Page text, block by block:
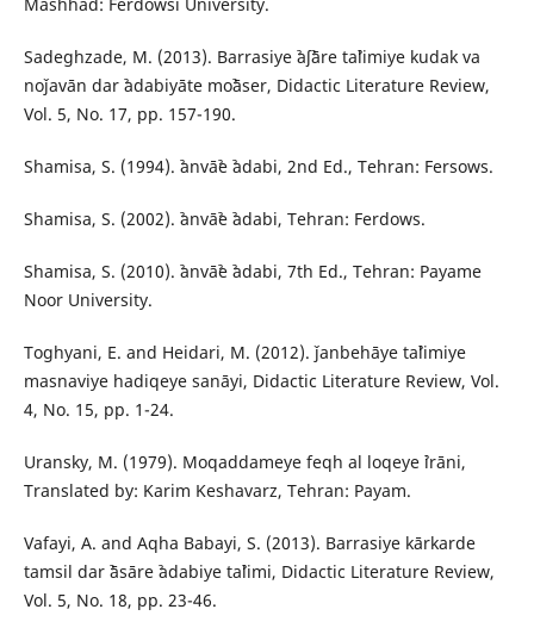
Sadeghzade, M. (2013). Barrasiye ˀaʃˀāre taˀlimiye kudak va
noǰavān dar ˀadabiyāte moˀāser, Didactic Literature Review,
Vol. 5, No. 17, pp. 157-190.
Shamisa, S. (1994). ˀanvāˀe ˀadabi, 2nd Ed., Tehran: Fersows.
Shamisa, S. (2002). ˀanvāˀe ˀadabi, Tehran: Ferdows.
Shamisa, S. (2010). ˀanvāˀe ˀadabi, 7th Ed., Tehran: Payame
Noor University.
Toghyani, E. and Heidari, M. (2012). ǰanbehāye taˀlimiye
masnaviye hadiqeye sanāyi, Didactic Literature Review, Vol.
4, No. 15, pp. 1-24.
Uransky, M. (1979). Moqaddameye feqh al loqeye ˀirāni,
Translated by: Karim Keshavarz, Tehran: Payam.
Vafayi, A. and Aqha Babayi, S. (2013). Barrasiye kārkarde
tamsil dar ˀāsāre ˀadabiye taˀlimi, Didactic Literature Review,
Vol. 5, No. 18, pp. 23-46.